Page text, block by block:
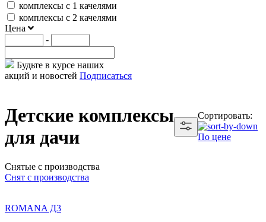
комплексы с 1 качелями
комплексы с 2 качелями
Цена
-
Будьте в курсе наших
акций и новостей Подписаться
Детские комплексы
для дачи
Сортировать:
По цене
Снятые с производства
Снят с производства
ROMANA Д3